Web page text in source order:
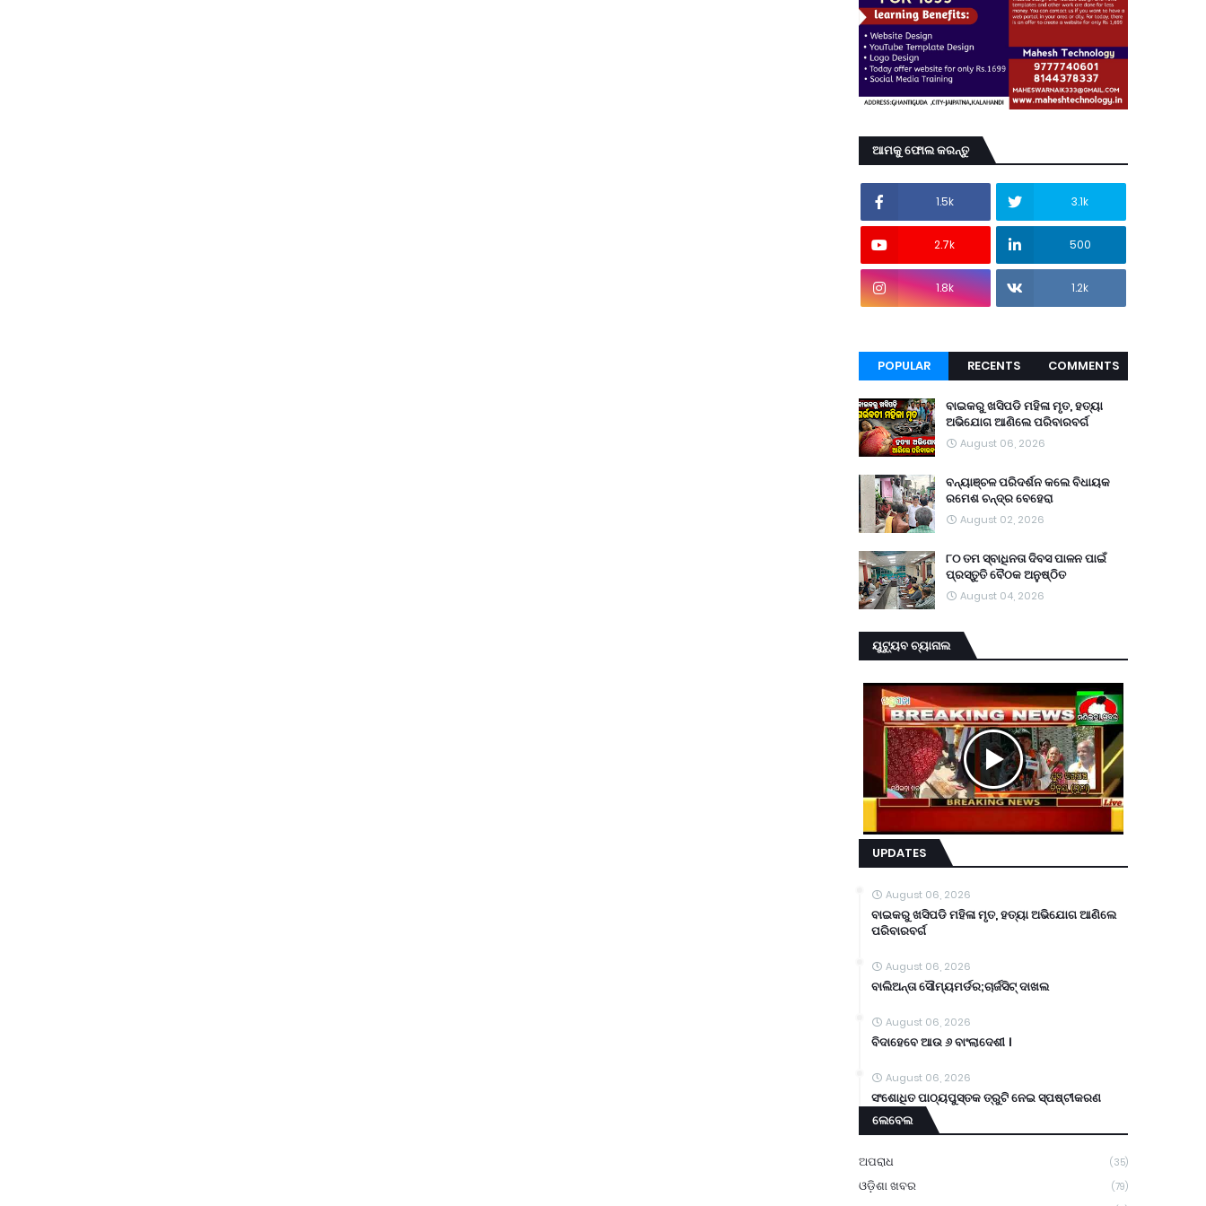
ଆମକୁ ଫୋଲ କରନ୍ତୁ
1.5k 3.1k
2.7k 500
1.8k 1.2k
POPULAR RECENTS COMMENTS
ବାଇକରୁ ଖସିପଡି ମହିଳା ମୃତ, ହତ୍ୟା
ଅଭିଯୋଗ ଆଣିଲେ ପରିବାରବର୍ଗ
August 06, 2026
ବନ୍ୟାଞ୍ଚଳ ପରିଦର୍ଶନ କଲେ ବିଧାୟକ
ରମେଶ ଚନ୍ଦ୍ର ବେହେରା
August 02, 2026
୮୦ ତମ ସ୍ବାଧିନତା ଦିବସ ପାଳନ ପାଇଁ
ପ୍ରସ୍ତୁତି ବୈଠକ ଅନୁଷ୍ଠିତ
August 04, 2026
ୟୁଟ୍ୟୁବ ଚ୍ୟାନାଲ
UPDATES
August 06, 2026
ବାଇକରୁ ଖସିପଡି ମହିଳା ମୃତ, ହତ୍ୟା ଅଭିଯୋଗ ଆଣିଲେ
ପରିବାରବର୍ଗ
August 06, 2026
ବାଲିଅନ୍ତା ସୌମ୍ୟମର୍ଡର;ଚାର୍ଜସିଟ୍ ଦାଖଲ
August 06, 2026
ବିଦାହେବେ ଆଉ ୬ ବାଂଲାଦେଶୀ ।
August 06, 2026
ସଂଶୋଧିତ ପାଠ୍ୟପୁସ୍ତକ ତ୍ରୁଟି ନେଇ ସ୍ପଷ୍ଟୀକରଣ
ଲେବେଲ
ଅପରାଧ (35)
ଓଡ଼ିଶା ଖବର (79)